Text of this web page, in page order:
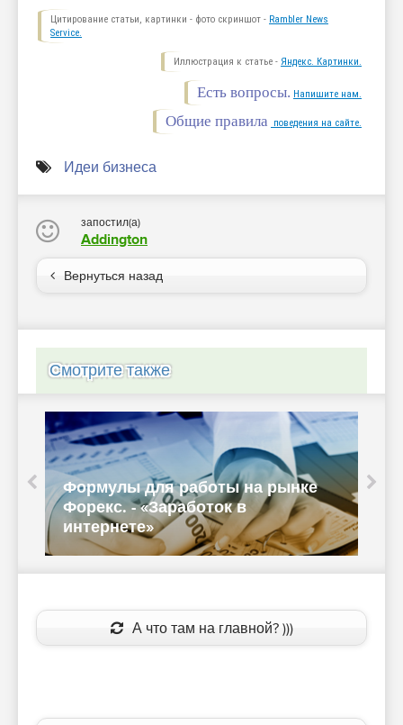
Цитирование статьи, картинки - фото скриншот - Rambler News
Service.
Иллюстрация к статье - Яндекс. Картинки.
Есть вопросы. Напишите нам.
Общие правила поведения на сайте.
Идеи бизнеса
запостил(а)
Addington
Вернуться назад
Смотрите также
Формулы для работы на рынке
Форекс. - «Заработок в
интернете»
А что там на главной? )))